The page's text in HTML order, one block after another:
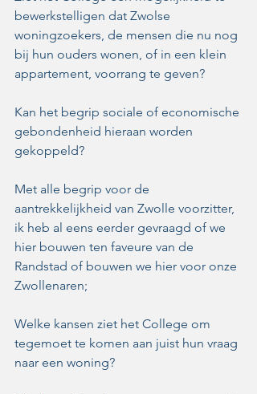
bewerkstelligen dat Zwolse
woningzoekers, de mensen die nu nog
bij hun ouders wonen, of in een klein
appartement, voorrang te geven?
Kan het begrip sociale of economische
gebondenheid hieraan worden
gekoppeld?
Met alle begrip voor de
aantrekkelijkheid van Zwolle voorzitter,
ik heb al eens eerder gevraagd of we
hier bouwen ten faveure van de
Randstad of bouwen we hier voor onze
Zwollenaren;
Welke kansen ziet het College om
tegemoet te komen aan juist hun vraag
naar een woning?